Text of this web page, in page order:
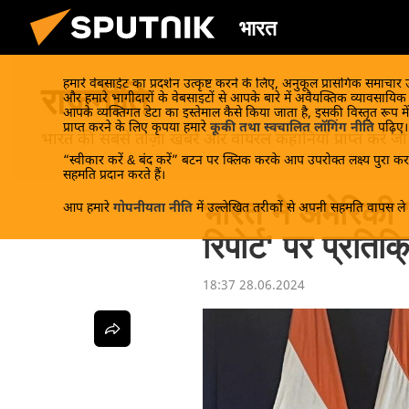
भारत
हमारे वेबसाईट का प्रदर्शन उत्कृष्ट करने के लिए, अनुकूल प्रासंगिक
और हमारे भागीदारों के वेबसाइटों से आपके बारे में अवैयक्तिक
आपके व्यक्तिगत डेटा का इस्तेमाल कैसे किया जाता है, इसकी विस्तृत रूप
प्राप्त करने के लिए कृपया हमारे कूकी तथा स्वचालित लॉगिंग नीति पढ़िए।
“स्वीकार करें & बंद करें” बटन पर क्लिक करके आप उपरोक्त लक्ष्य पुरा
सहमति प्रदान करते हैं।
आप हमारे गोपनीयता नीति में उल्लेखित तरीकों से अपनी सहमति वापस
राजनीति
भारत की सबसे ताज़ा खबरें और वायरल कहानियाँ प्राप्त करें जो
भारत ने अमेरिकी
रिपोर्ट' पर
18:37 28.06.2024